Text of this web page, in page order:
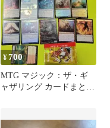
¥700
MTG マジック：ザ・ギ
ャザリング カードまとめ